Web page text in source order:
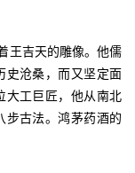
吉天的雕像。他儒
史沧桑，而又坚定面
大工巨匠，他从南北
步古法。鸿茅药酒的